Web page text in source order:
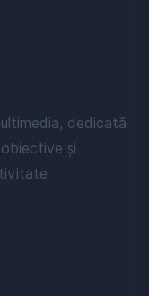
dedicată
și